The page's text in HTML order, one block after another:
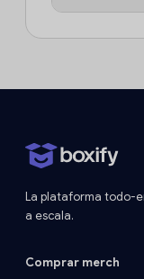
La plataforma todo-
a escala.
Comprar merch